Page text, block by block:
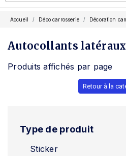
Accueil Déco carrosserie Décoration
Autocollants latéraux
Produits affichés par page
Retour à la
Type de produit
Sticker